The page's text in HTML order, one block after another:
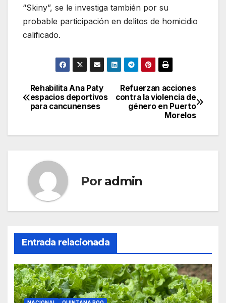
“Skiny”, se le investiga también por su
probable participación en delitos de homicidio
calificado.
Navegación
de
entradas
Refuerzan acciones
contra la violencia de
género en Puerto
Morelos
Rehabilita Ana Paty
espacios deportivos
para cancunenses
Por admin
Entrada relacionada